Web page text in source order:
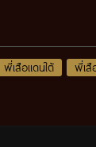
พี่เสือแดนใต้
พี่เสื